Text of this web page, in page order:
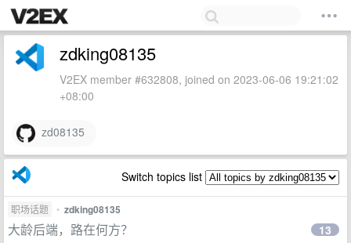
zdking08135
V2EX member #632808, joined on 2023-06-06 19:21:02
+08:00
zd08135
Switch topics list
职场话题 • zdking08135
大龄后端，路在何方？ 13